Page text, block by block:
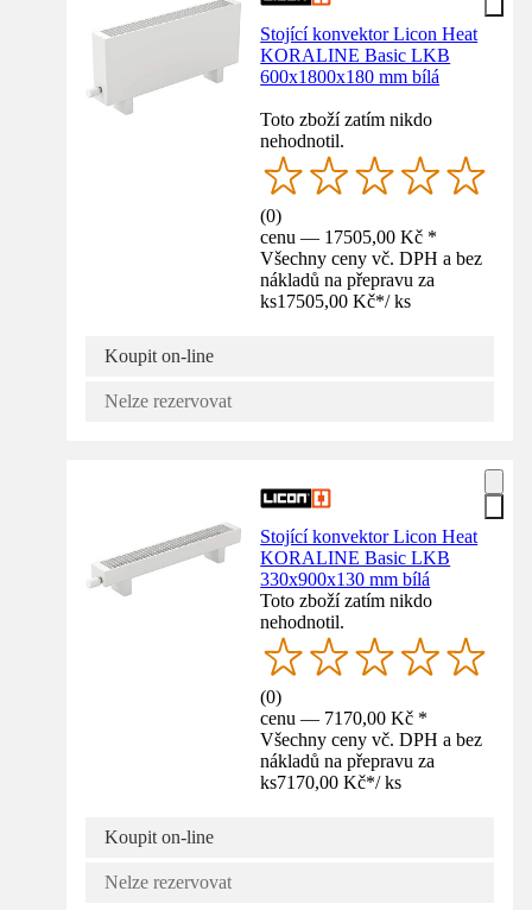
Stojící konvektor Licon Heat
KORALINE Basic LKB
600x1800x180 mm bílá
Toto zboží zatím nikdo
nehodnotil.
(0)
cenu — 17505,00 Kč *
Všechny ceny vč. DPH a bez
nákladů na přepravu za
ks17505,00 Kč*/ ks
Koupit on-line
Nelze rezervovat
Stojící konvektor Licon Heat
KORALINE Basic LKB
330x900x130 mm bílá
Toto zboží zatím nikdo
nehodnotil.
(0)
cenu — 7170,00 Kč *
Všechny ceny vč. DPH a bez
nákladů na přepravu za
ks7170,00 Kč*/ ks
Koupit on-line
Nelze rezervovat